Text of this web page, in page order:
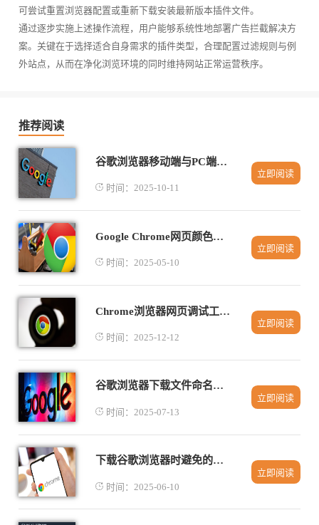
可尝试重置浏览器配置或重新下载安装最新版本插件文件。
通过逐步实施上述操作流程，用户能够系统性地部署广告拦截解决方
案。关键在于选择适合自身需求的插件类型，合理配置过滤规则与例
外站点，从而在净化浏览环境的同时维持网站正常运营秩序。
推荐阅读
谷歌浏览器移动端与PC端功能对比分析
时间：2025-10-11
立即阅读
Google Chrome网页颜色显示异常怎么办
时间：2025-05-10
立即阅读
Chrome浏览器网页调试工具实用技巧分享
时间：2025-12-12
立即阅读
谷歌浏览器下载文件命名规范及自动重命名技巧
时间：2025-07-13
立即阅读
下载谷歌浏览器时避免的常见安全风险
时间：2025-06-10
立即阅读